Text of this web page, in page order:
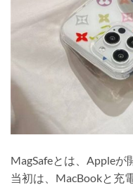
MagSafeとは、Appleが
当初は、MacBookと充